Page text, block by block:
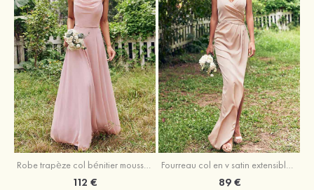
Robe trapèze col bénitier mousseline ras du sol robe de demoiselle d'honneur
112 €
Fourreau col en v satin extensible asymétrique robe de demoiselle d'honneur
89 €